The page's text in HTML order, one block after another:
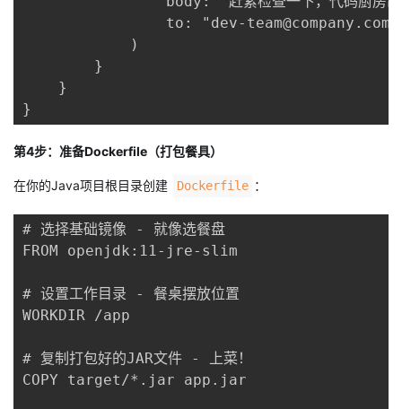
                to: "dev-team@company.com"
            )
        }
    }
}
第4步：准备Dockerfile（打包餐具）
在你的Java项目根目录创建 Dockerfile ：
# 选择基础镜像 - 就像选餐盘
FROM openjdk:11-jre-slim
# 设置工作目录 - 餐桌摆放位置
WORKDIR /app
# 复制打包好的JAR文件 - 上菜！
COPY target/*.jar app.jar